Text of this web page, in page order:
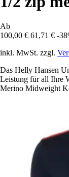
Ab
100,00 € 61,71 € -
inkl. MwSt. zzgl.
Das Helly Hansen
Leistung für all Ihre
Merino Midweight